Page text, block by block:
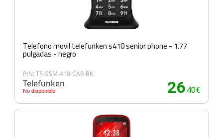
Telefono movil telefunken s410 senior phone - 1.77
pulgadas - negro
P/N: TF-GSM-410-CAR-BK
Telefunken
No disponible 26.40€